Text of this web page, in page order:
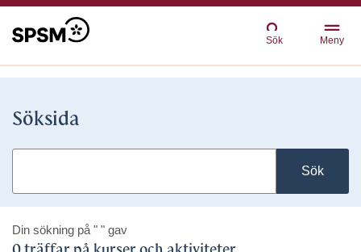
Sök Meny
Söksida
Sök
Din sökning på " " gav